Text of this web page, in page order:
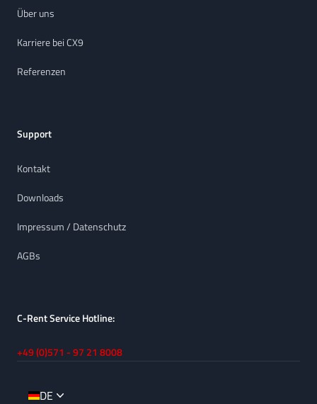
Über uns
Karriere bei CX9
Referenzen
Support
Kontakt
Downloads
Impressum / Datenschutz
AGBs
C-Rent Service Hotline:
+49 (0)571 - 97 21 8008
DE